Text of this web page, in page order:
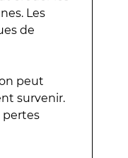
Les
de
peut
survenir.
pertes